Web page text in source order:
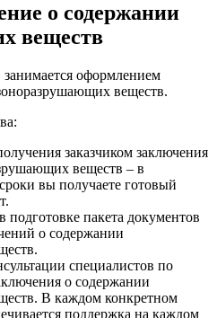
о содержании
веществ
оформлением
веществ.
заказчиком заключения
веществ – в
вы получаете готовый
пакета документов
о содержании
специалистов по
о содержании
В каждом конкретном
поддержка на каждом